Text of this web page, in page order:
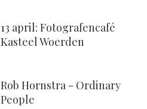
13 april: Fotografencafé
Kasteel Woerden
Rob Hornstra - Ordinary
People